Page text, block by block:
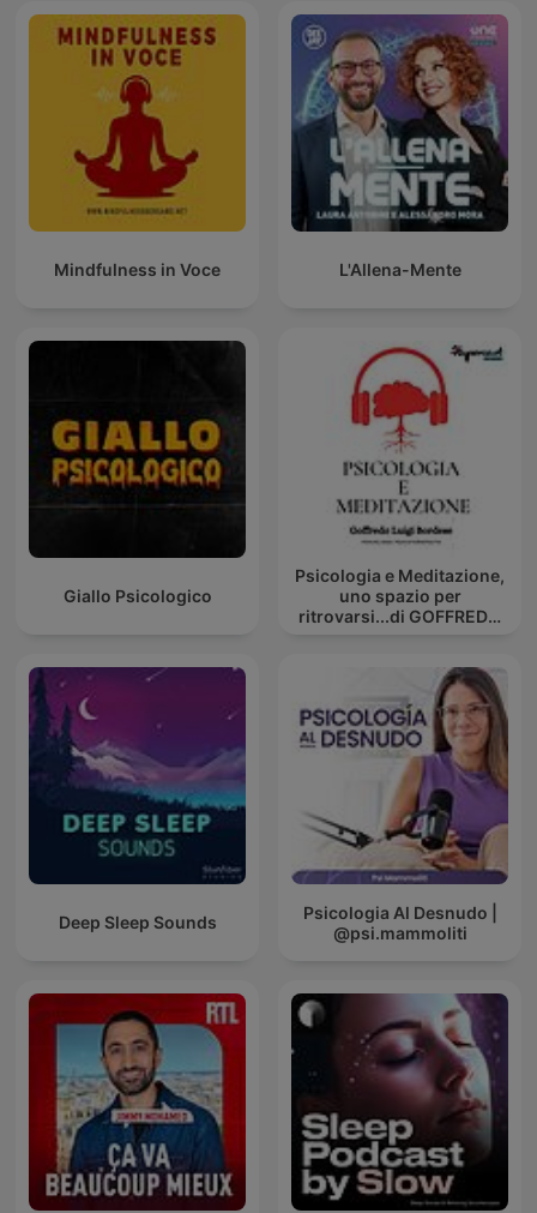
Mindfulness in Voce L'Allena-Mente
Giallo Psicologico
Psicologia e Meditazione,
uno spazio per
ritrovarsi...di GOFFREDO
Deep Sleep Sounds
Psicologia Al Desnudo |
@psi.mammoliti